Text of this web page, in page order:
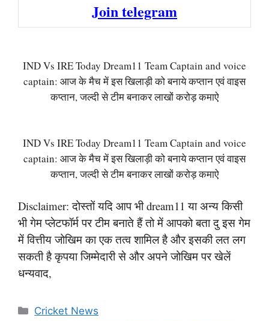
Join telegram
IND Vs IRE Today Dream11 Team Captain and voice
captain: आज के मैच में इस खिलाड़ी को बनाये कप्तान एवं वाइस
कप्तान, जल्दी से टीम बनाकर लाखों करोड़ कमाऐ
IND Vs IRE Today Dream11 Team Captain and voice
captain: आज के मैच में इस खिलाड़ी को बनाये कप्तान एवं वाइस
कप्तान, जल्दी से टीम बनाकर लाखों करोड़ कमाऐ
Disclaimer: दोस्तों यदि आप भी dream11 या अन्य किसी
भी गेम प्लेटफॉर्म पर टीम बनाते हैं तो में आपको बता दु इस गेम
में वित्तीय जोखिम का एक तत्व शामिल है और इसकी लत लग
सकती है कृपया जिम्मेदारी से और अपने जोखिम पर खेलें
धन्यवाद,
Categories
Cricket News